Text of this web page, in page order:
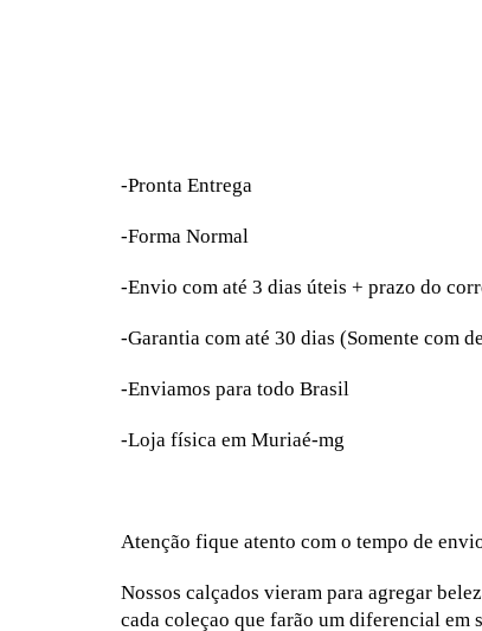
-Pronta Entrega
-Forma Normal
-Envio com até 3 dias úteis + prazo do
-Garantia com até 30 dias (Somente com
-Enviamos para todo Brasil
-Loja física em Muriaé-mg
Atenção fique atento com o tempo de
Nossos calçados vieram para agregar
cada coleçao que farão um diferencial